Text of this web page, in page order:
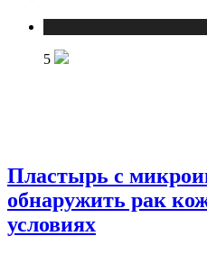
5
Пластырь с
обнаружить рак
условиях